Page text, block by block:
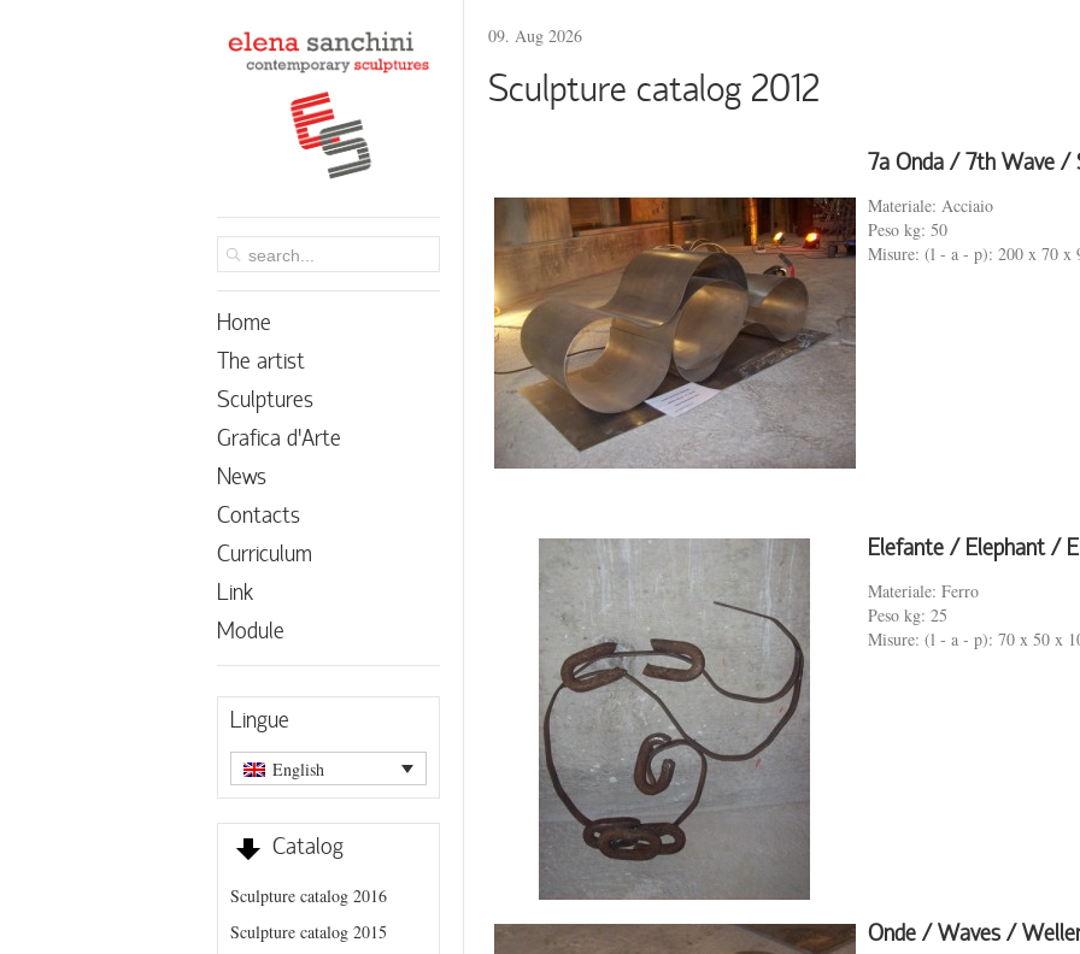
Home
The artist
Sculptures
Grafica d’Arte
News
Contacts
Curriculum
Link
Module
Lingue
English
Catalog
Sculpture catalog 2016
Sculpture catalog 2015
09. Aug 2026
Sculpture catalog 2012
7a Onda / 7th Wave /
Materiale: Acciaio
Peso kg: 50
Misure: (l - a - p): 200 x 70 x
Elefante / Elephant /
Materiale: Ferro
Peso kg: 25
Misure: (l - a - p): 70 x 50 x
Onde / Waves /